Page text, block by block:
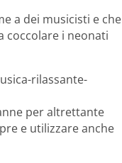
a dei musicisti e che
coccolare i neonati
rilassante-
per altrettante
e utilizzare anche